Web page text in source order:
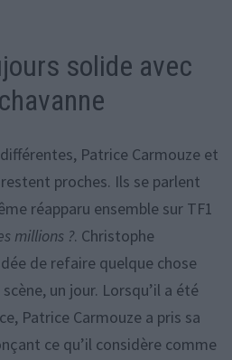
solide avec
Patrice Carmouze et
proches. Ils se parlent
réapparu ensemble sur TF1
millions ?. Christophe
de refaire quelque chose
un jour. Lorsqu’il a été
Patrice Carmouze a pris sa
ce qu’il considère comme